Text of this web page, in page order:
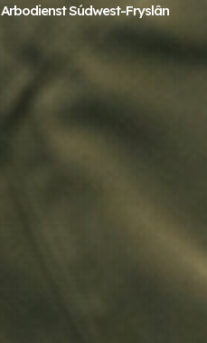
Arbodienst Súdwest-Fryslân